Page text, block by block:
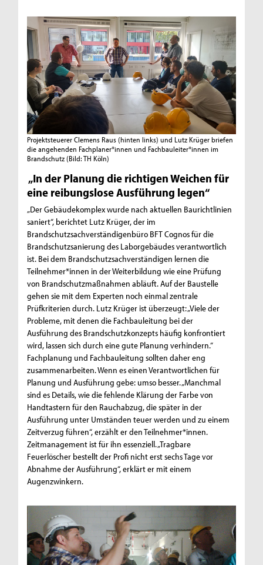
Projektsteuerer Clemens Raus (hinten links) und Lutz Krüger briefen
die angehenden Fachplaner*innen und Fachbauleiter*innen im
Brandschutz (Bild: TH Köln)
„In der Planung die richtigen Weichen für
eine reibungslose Ausführung legen“
„Der Gebäudekomplex wurde nach aktuellen Baurichtlinien
saniert“, berichtet Lutz Krüger, der im
Brandschutzsachverständigenbüro BFT Cognos für die
Brandschutzsanierung des Laborgebäudes verantwortlich
ist. Bei dem Brandschutzsachverständigen lernen die
Teilnehmer*innen in der Weiterbildung wie eine Prüfung
von Brandschutzmaßnahmen abläuft. Auf der Baustelle
gehen sie mit dem Experten noch einmal zentrale
Prüfkriterien durch. Lutz Krüger ist überzeugt: „Viele der
Probleme, mit denen die Fachbauleitung bei der
Ausführung des Brandschutzkonzepts häufig konfrontiert
wird, lassen sich durch eine gute Planung verhindern.“
Fachplanung und Fachbauleitung sollten daher eng
zusammenarbeiten. Wenn es einen Verantwortlichen für
Planung und Ausführung gebe: umso besser. „Manchmal
sind es Details, wie die fehlende Klärung der Farbe von
Handtastern für den Rauchabzug, die später in der
Ausführung unter Umständen teuer werden und zu einem
Zeitverzug führen“, erzählt er den Teilnehmer*innen.
Zeitmanagement ist für ihn essenziell. „Tragbare
Feuerlöscher bestellt der Profi nicht erst sechs Tage vor
Abnahme der Ausführung“, erklärt er mit einem
Augenzwinkern.